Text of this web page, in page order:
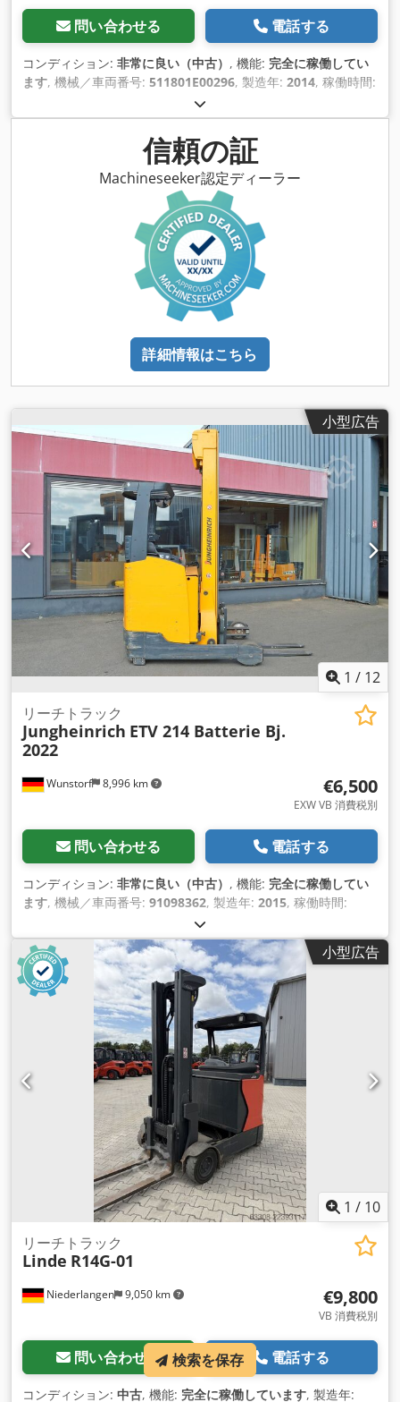
問い合わせる 電話する
コンディション: 非常に良い（中古） , 機能: 完全に稼働してい
ます, 機械／車両番号: 511801E00296, 製造年: 2014, 稼働時間:
1,400 kg（キログラム）
フリーリフト:2,300 mm, 荷重中心:600 mm, 燃料の種類:電
トリプレックス, バッテリー容量:
, フロントタイヤタイプ:
ヤ（ノンマーキング）, 後輪タイヤの種類:ポリウレタンタイヤ
, 空車重量: 3,379 kg（キログラム）
信頼の証
Machineseeker認定ディーラー
詳細情報はこちら
小型広告
1 / 12
Wunstorf 8,996 km
リーチトラック
Jungheinrich ETV 214 Batterie Bj.
2022
€6,500
EXW VB 消費税別
問い合わせる 電話する
コンディション: 非常に良い（中古） , 機能: 完全に稼働してい
ます, 機械／車両番号: 91098362, 製造年: 2015, 稼働時間:
1,400 kg（キログラム）
mm, フリーリフト:2,200 mm, 荷重中心:600 mm, 燃料の種
類:電気, マスト型式:トリプレックス, バッテリー容量:775 あ
あ, バッテリー電圧:48 V , フロントタイヤタイプ:ポリウレタン
タイヤ（ノンマーキング）, 後輪タイヤの種類: ポリウレタンタ
イヤ（ノンマーキング）
, 空車重量:3,454 kg（キログラム）
サイドシフト,
小型広告
1 / 10
Niederlangen 9,050 km
リーチトラック
Linde R14G-01
€9,800
VB 消費税別
問い合わせる 電話する
コンディション: 中古, 機能: 完全に稼働しています, 製造年:
検索を保存